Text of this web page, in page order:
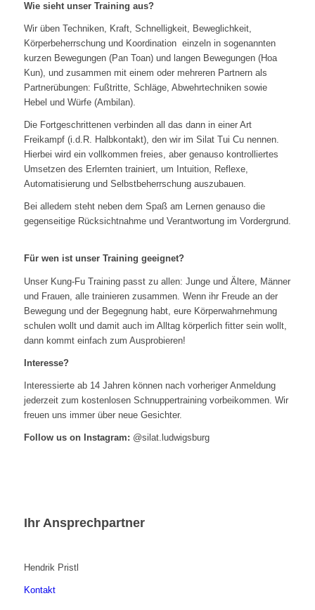
Wie sieht unser Training aus?
Wir üben Techniken, Kraft, Schnelligkeit, Beweglichkeit,
Körperbeherrschung und Koordination einzeln in sogenannten
kurzen Bewegungen (Pan Toan) und langen Bewegungen (Hoa
Kun), und zusammen mit einem oder mehreren Partnern als
Partnerübungen: Fußtritte, Schläge, Abwehrtechniken sowie
Hebel und Würfe (Ambilan).
Die Fortgeschrittenen verbinden all das dann in einer Art
Freikampf (i.d.R. Halbkontakt), den wir im Silat Tui Cu nennen.
Hierbei wird ein vollkommen freies, aber genauso kontrolliertes
Umsetzen des Erlernten trainiert, um Intuition, Reflexe,
Automatisierung und Selbstbeherrschung auszubauen.
Bei alledem steht neben dem Spaß am Lernen genauso die
gegenseitige Rücksichtnahme und Verantwortung im Vordergrund.
Für wen ist unser Training geeignet?
Unser Kung-Fu Training passt zu allen: Junge und Ältere, Männer
und Frauen, alle trainieren zusammen. Wenn ihr Freude an der
Bewegung und der Begegnung habt, eure Körperwahrnehmung
schulen wollt und damit auch im Alltag körperlich fitter sein wollt,
dann kommt einfach zum Ausprobieren!
Interesse?
Interessierte ab 14 Jahren können nach vorheriger Anmeldung
jederzeit zum kostenlosen Schnuppertraining vorbeikommen. Wir
freuen uns immer über neue Gesichter.
Follow us on Instagram: @silat.ludwigsburg
Ihr Ansprechpartner
Hendrik Pristl
Kontakt